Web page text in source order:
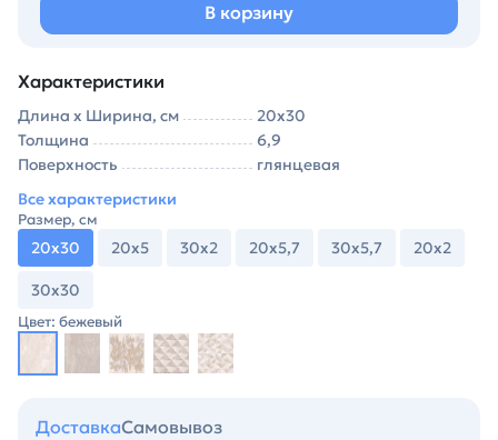
В корзину
Характеристики
Длина х Ширина, см
20х30
Толщина
6,9
Поверхность
глянцевая
Все характеристики
Размер, см
20х30 20х5 30х2 20х5,7 30х5,7 20х2
30х30
Цвет: бежевый
ДоставкаСамовывоз